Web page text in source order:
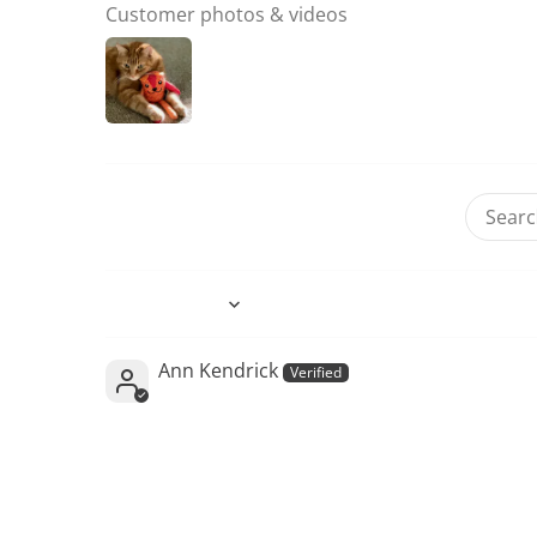
Customer photos & videos
Ann Kendrick